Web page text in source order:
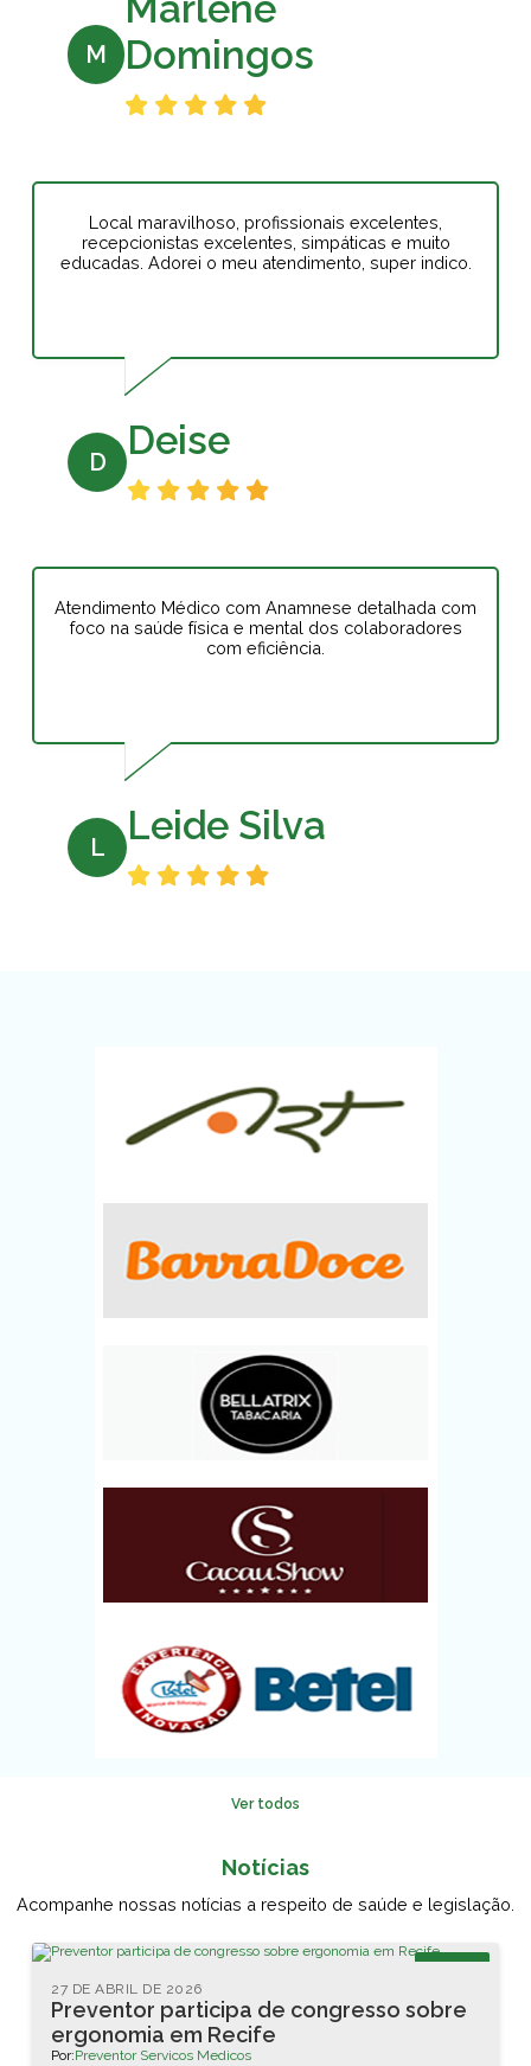
M
Marlene
Domingos
Local maravilhoso, profissionais excelentes,
recepcionistas excelentes, simpáticas e muito
educadas. Adorei o meu atendimento, super indico.
D Deise
Atendimento Médico com Anamnese detalhada com
foco na saúde física e mental dos colaboradores
com eficiência.
L Leide Silva
Ver todos
Notícias
Acompanhe nossas notícias a respeito de saúde e legislação.
Preventor participa de congresso sobre
ergonomia em Recife
27 DE ABRIL DE 2026
Por:Preventor Servicos Medicos